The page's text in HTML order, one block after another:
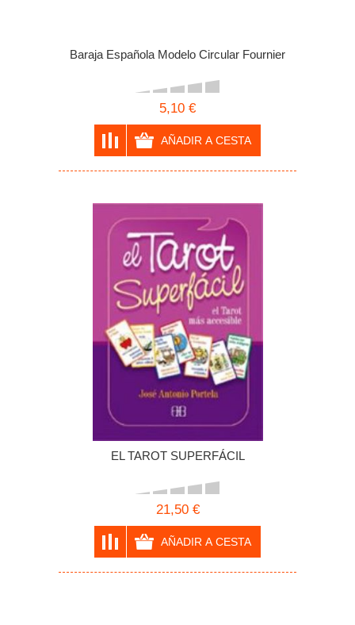
Baraja Española Modelo Circular Fournier
5,10 €
EL TAROT SUPERFÁCIL
21,50 €